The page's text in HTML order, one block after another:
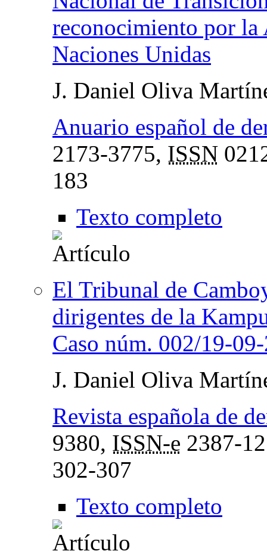
reconocimiento por la
Naciones Unidas
J. Daniel Oliva
Anuario español de
2173-3775, ISSN
183
Texto completo
El Tribunal de
dirigentes de la
Caso núm. 002/19-
J. Daniel Oliva
Revista española de
9380, ISSN-e 2387-
302-307
Texto completo